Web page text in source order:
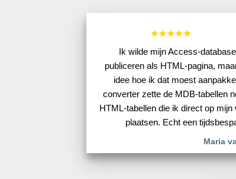
Ik wilde mijn Access-
publiceren als HTML-pagina,
idee hoe ik dat moest
converter zette de MDB-tabellen
HTML-tabellen die ik direct op mijn
plaatsen. Echt een
Maria